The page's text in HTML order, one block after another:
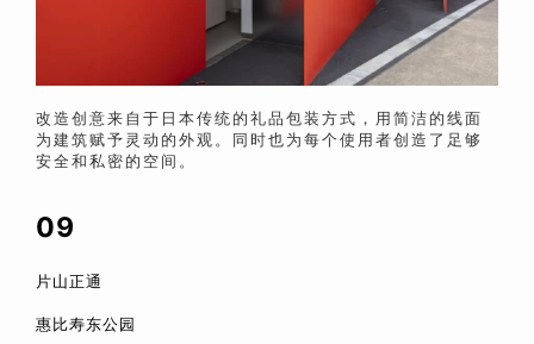
改造创意来自于日本传统的礼品包装方式，用简洁的线面
为建筑赋予灵动的外观。 同时也为每个使用者创造了足够
安全和私密的空间。
09
片山正通
惠比寿东公园